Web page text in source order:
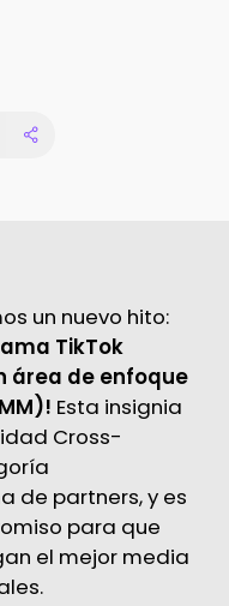
un nuevo hito:
TikTok
área de enfoque
Esta insignia
Cross-
de partners, y es
para que
el mejor media